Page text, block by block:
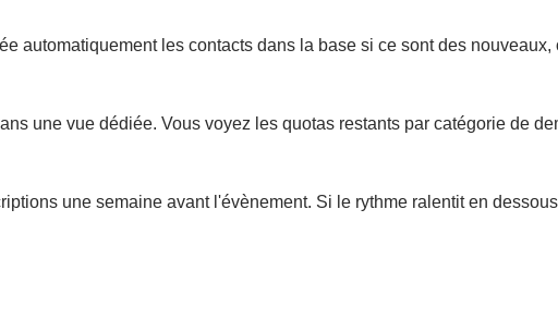
automatiquement les contacts dans la base si ce sont des
une vue dédiée. Vous voyez les quotas restants par catégorie de
une semaine avant l'évènement. Si le rythme ralentit en